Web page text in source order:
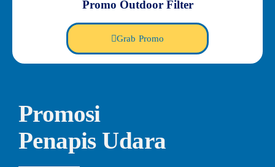
Promo Outdoor Filter
Grab Promo
Promosi
Penapis Udara